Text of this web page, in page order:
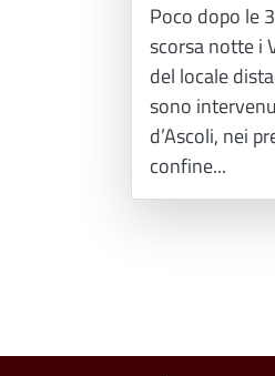
Poco dopo le
scorsa notte i
del locale
sono
d’Ascoli, nei
confine...